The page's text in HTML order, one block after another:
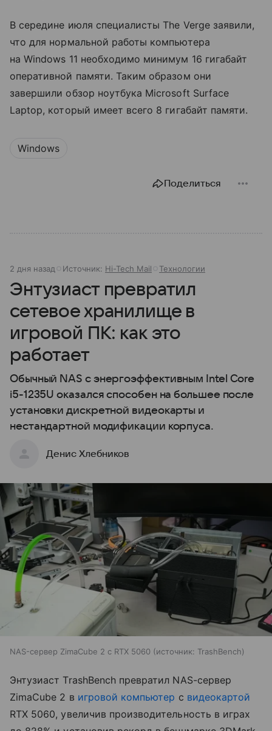
В середине июля специалисты The Verge заявили,
что для нормальной работы компьютера
на Windows 11 необходимо минимум 16 гигабайт
оперативной памяти. Таким образом они
завершили обзор ноутбука Microsoft Surface
Laptop, который имеет всего 8 гигабайт памяти.
Windows
Поделиться
2 дня назад Источник: Hi-Tech Mail Технологии
Энтузиаст превратил
сетевое хранилище в
игровой ПК: как это
работает
Обычный NAS с энергоэффективным Intel Core
i5-1235U оказался способен на большее после
установки дискретной видеокарты и
нестандартной модификации корпуса.
Денис Хлебников
NAS-сервер ZimaCube 2 с RTX 5060 источник: TrashBench
Энтузиаст TrashBench превратил NAS-сервер
ZimaCube 2 в игровой компьютер с видеокартой
RTX 5060, увеличив производительность в играх